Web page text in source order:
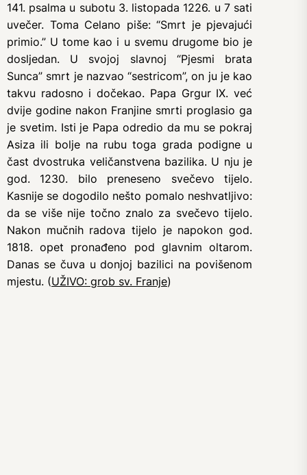
141. psalma u subotu 3. listopada 1226. u 7 sati
uvečer. Toma Celano piše: “Smrt je pjevajući
primio.” U tome kao i u svemu drugome bio je
dosljedan. U svojoj slavnoj “Pjesmi brata
Sunca” smrt je nazvao “sestricom”, on ju je kao
takvu radosno i dočekao. Papa Grgur IX. već
dvije godine nakon Franjine smrti proglasio ga
je svetim. Isti je Papa odredio da mu se pokraj
Asiza ili bolje na rubu toga grada podigne u
čast dvostruka veličanstvena bazilika. U nju je
god. 1230. bilo preneseno svečevo tijelo.
Kasnije se dogodilo nešto pomalo neshvatljivo:
da se više nije točno znalo za svečevo tijelo.
Nakon mučnih radova tijelo je napokon god.
1818. opet pronađeno pod glavnim oltarom.
Danas se čuva u donjoj bazilici na povišenom
mjestu. (UŽIVO: grob sv. Franje)